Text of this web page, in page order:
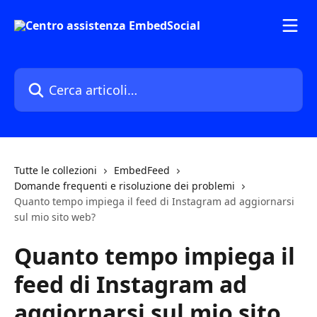
Cerca articoli…
Tutte le collezioni
EmbedFeed
Domande frequenti e risoluzione dei problemi
Quanto tempo impiega il feed di Instagram ad aggiornarsi
sul mio sito web?
Quanto tempo impiega il
feed di Instagram ad